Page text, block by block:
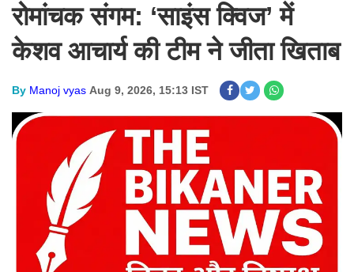
रोमांचक संगम: ‘साइंस क्विज’ में
केशव आचार्य की टीम ने जीता खिताब
By Manoj vyas Aug 9, 2026, 15:13 IST